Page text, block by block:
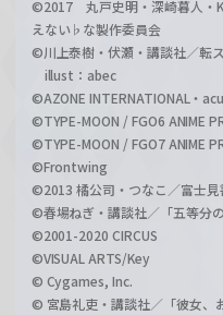
©2017 丸戸史明・深崎暮人・
えない♭な製作委員会
©川上泰樹・伏瀬・講談社／転
illust：abec
©AZONE INTERNATIONAL・
©TYPE-MOON / FGO6 ANIME
©TYPE-MOON / FGO7 ANIME
©Frontwing
©2013 橘公司・つなこ／富士見
©春場ねぎ・講談社／「五等分
©2001-2020 CIRCUS
©VISUAL ARTS/Key
© Cygames, Inc.
© 宮島礼吏・講談社／「彼女、